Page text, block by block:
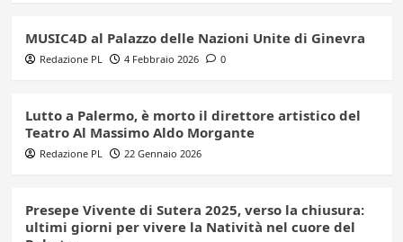
MUSIC4D al Palazzo delle Nazioni Unite di Ginevra
Redazione PL 4 Febbraio 2026 0
Lutto a Palermo, è morto il direttore artistico del
Teatro Al Massimo Aldo Morgante
Redazione PL 22 Gennaio 2026
Presepe Vivente di Sutera 2025, verso la chiusura:
ultimi giorni per vivere la Natività nel cuore del